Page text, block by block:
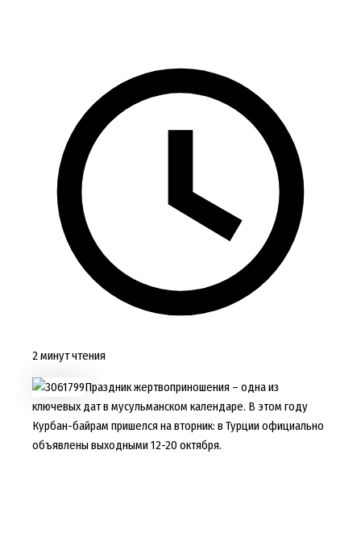
2 минут чтения
Праздник жертвоприношения – одна из
ключевых дат в мусульманском календаре. В этом году
Курбан-байрам пришелся на вторник: в Турции официально
объявлены выходными 12-20 октября.